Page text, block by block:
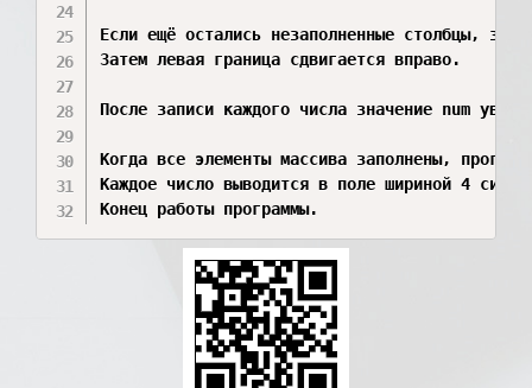
Если ещё остались незаполненные столбцы,
Затем левая граница сдвигается вправо.
После записи каждого числа значение num
Когда все элементы массива заполнены,
Каждое число выводится в поле шириной 4
Конец работы программы.